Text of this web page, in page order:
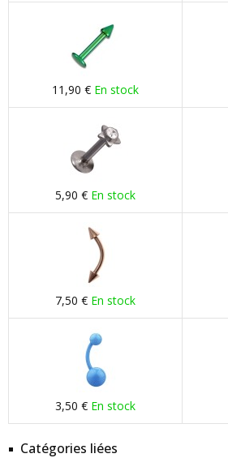
11,90 € En stock
5,90 € En stock
7,50 € En stock
3,50 € En stock
Catégories liées